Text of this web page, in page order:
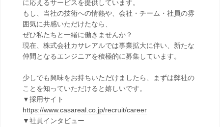
に応えるサービスを提供しています。
もし、当社の技術への情熱や、会社・チーム・社員の雰
囲気に共感いただけたなら、
ぜひ私たちと一緒に働きませんか？
現在、株式会社カサレアルでは事業拡大に伴い、新たな
仲間となるエンジニアを積極的に募集しています。
少しでも興味をお持ちいただけましたら、まずは弊社の
ことを知っていただけると嬉しいです。
▼採用サイト
https://www.casareal.co.jp/recruit/career
▼社員インタビュー